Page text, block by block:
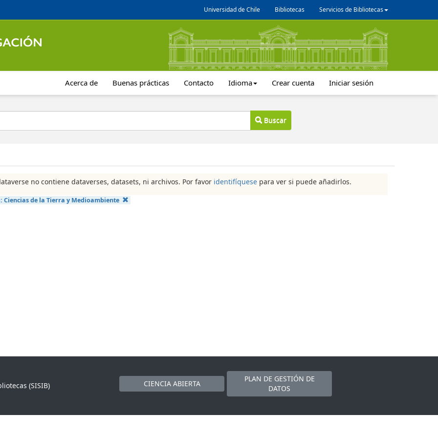
Universidad de Chile Bibliotecas Servicios de Bibliotecas
Acerca de Buenas prácticas Contacto Idioma Crear cuenta Iniciar sesión
Buscar
no contiene dataverses, datasets, ni archivos. Por favor identifíquese para ver si puede añadirlos.
Ciencias de la Tierra y Medioambiente
(SISIB)
CIENCIA ABIERTA
PLAN DE GESTIÓN DE
DATOS